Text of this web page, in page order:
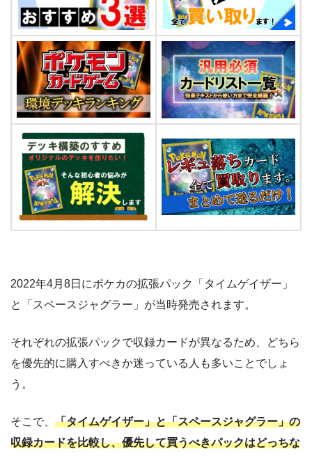
2022年4月8日にポケカの拡張パック「タイムゲイザー」
と「スペースジャグラー」が当時発売されます。
それぞれの拡張パックで収録カードが異なるため、どちら
を優先的に購入すべきか迷っている人も多いことでしょ
う。
そこで、 「タイムゲイザー」と「スペースジャグラー」の
収録カードを比較し、優先して買うべきパックはどっちな